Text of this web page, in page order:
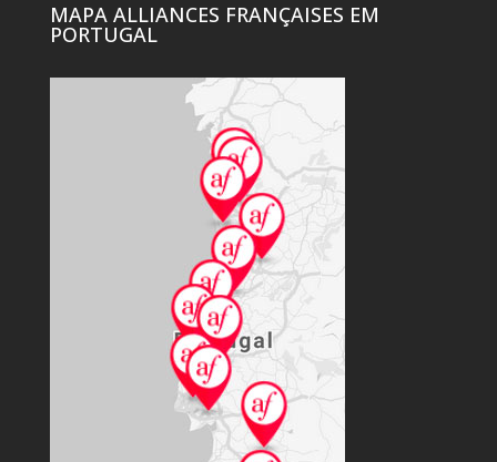
MAPA ALLIANCES FRANÇAISES EM
PORTUGAL